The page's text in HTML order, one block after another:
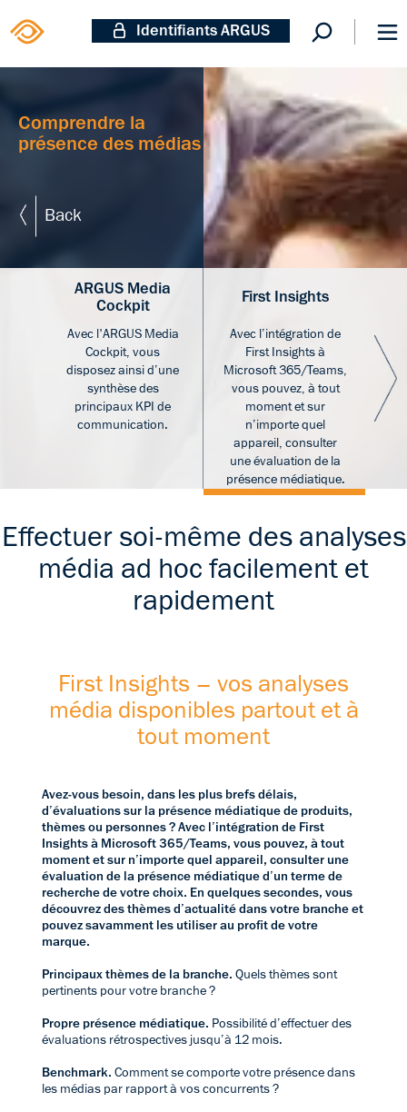
Identifiants ARGUS
Comprendre la
présence des médias
Back
ARGUS Media
Cockpit
Avec l'ARGUS Media
Cockpit, vous
disposez ainsi d’une
synthèse des
principaux KPI de
communication.
First Insights
Avec l’intégration de
First Insights à
Microsoft 365/Teams,
vous pouvez, à tout
moment et sur
n’importe quel
appareil, consulter
une évaluation de la
présence médiatique.
Effectuer soi-même des analyses
média ad hoc facilement et
rapidement
First Insights – vos analyses
média disponibles partout et à
tout moment
Avez-vous besoin, dans les plus brefs délais,
d’évaluations sur la présence médiatique de produits,
thèmes ou personnes ? Avec l’intégration de First
Insights à Microsoft 365/Teams, vous pouvez, à tout
moment et sur n’importe quel appareil, consulter une
évaluation de la présence médiatique d’un terme de
recherche de votre choix. En quelques secondes, vous
découvrez des thèmes d’actualité dans votre branche et
pouvez savamment les utiliser au profit de votre
marque.
Principaux thèmes de la branche. Quels thèmes sont
pertinents pour votre branche ?
Propre présence médiatique. Possibilité d’effectuer des
évaluations rétrospectives jusqu’à 12 mois.
Benchmark. Comment se comporte votre présence dans
les médias par rapport à vos concurrents ?